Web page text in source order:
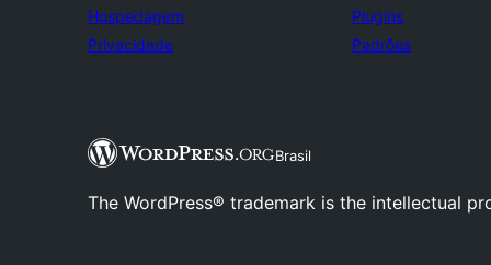
Hospedagem
Privacidade
Plugins
Padrões
Brasil
The WordPress® trademark is the intellectual